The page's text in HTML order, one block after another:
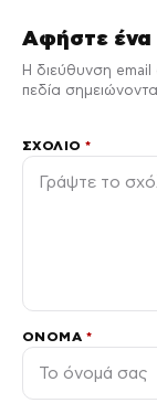
Αφήστε ένα
Η διεύθυνση email
πεδία
ΣΧΌΛΙΟ*
ΌΝΟΜΑ *